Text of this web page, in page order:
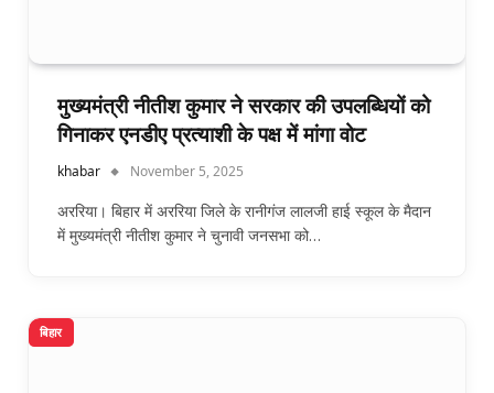
मुख्यमंत्री नीतीश कुमार ने सरकार की उपलब्धियों को
गिनाकर एनडीए प्रत्याशी के पक्ष में मांगा वोट
khabar November 5, 2025
अररिया। बिहार में अररिया जिले के रानीगंज लालजी हाई स्कूल के मैदान
में मुख्यमंत्री नीतीश कुमार ने चुनावी जनसभा को…
बिहार